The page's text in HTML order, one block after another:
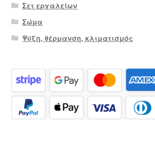
Σετ εργαλείων
Σώμα
Ψύξη, θέρμανση, κλιματισμός